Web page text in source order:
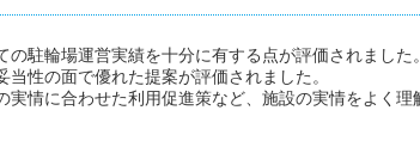
駐輪場運営実績を十分に有する点が評価されました。
性の面で優れた提案が評価されました。
実情に合わせた利用促進策など、施設の実情をよく理